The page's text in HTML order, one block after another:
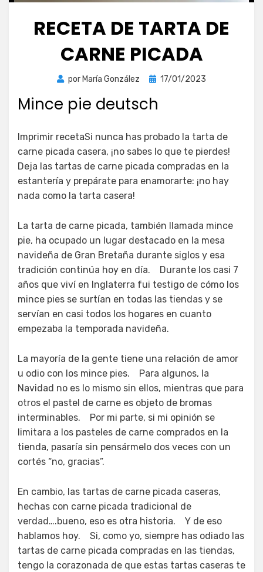
RECETA DE TARTA DE
CARNE PICADA
por María González
Publicada
17/01/2023
Mince pie deutsch
Imprimir recetaSi nunca has probado la tarta de
carne picada casera, ¡no sabes lo que te pierdes!
Deja las tartas de carne picada compradas en la
estantería y prepárate para enamorarte: ¡no hay
nada como la tarta casera!
La tarta de carne picada, también llamada mince
pie, ha ocupado un lugar destacado en la mesa
navideña de Gran Bretaña durante siglos y esa
tradición continúa hoy en día. Durante los casi 7
años que viví en Inglaterra fui testigo de cómo los
mince pies se surtían en todas las tiendas y se
servían en casi todos los hogares en cuanto
empezaba la temporada navideña.
La mayoría de la gente tiene una relación de amor
u odio con los mince pies. Para algunos, la
Navidad no es lo mismo sin ellos, mientras que para
otros el pastel de carne es objeto de bromas
interminables. Por mi parte, si mi opinión se
limitara a los pasteles de carne comprados en la
tienda, pasaría sin pensármelo dos veces con un
cortés “no, gracias”.
En cambio, las tartas de carne picada caseras,
hechas con carne picada tradicional de
verdad….bueno, eso es otra historia. Y de eso
hablamos hoy. Si, como yo, siempre has odiado las
tartas de carne picada compradas en las tiendas,
tengo la corazonada de que estas tartas caseras te